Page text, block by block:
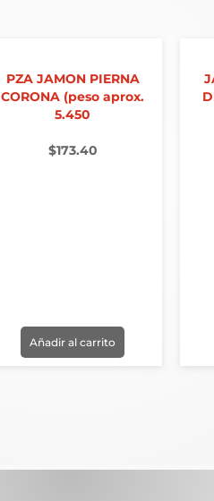
PZA JAMON PIERNA
CORONA (peso aprox.
5.450
$173.40
Añadir al carrito